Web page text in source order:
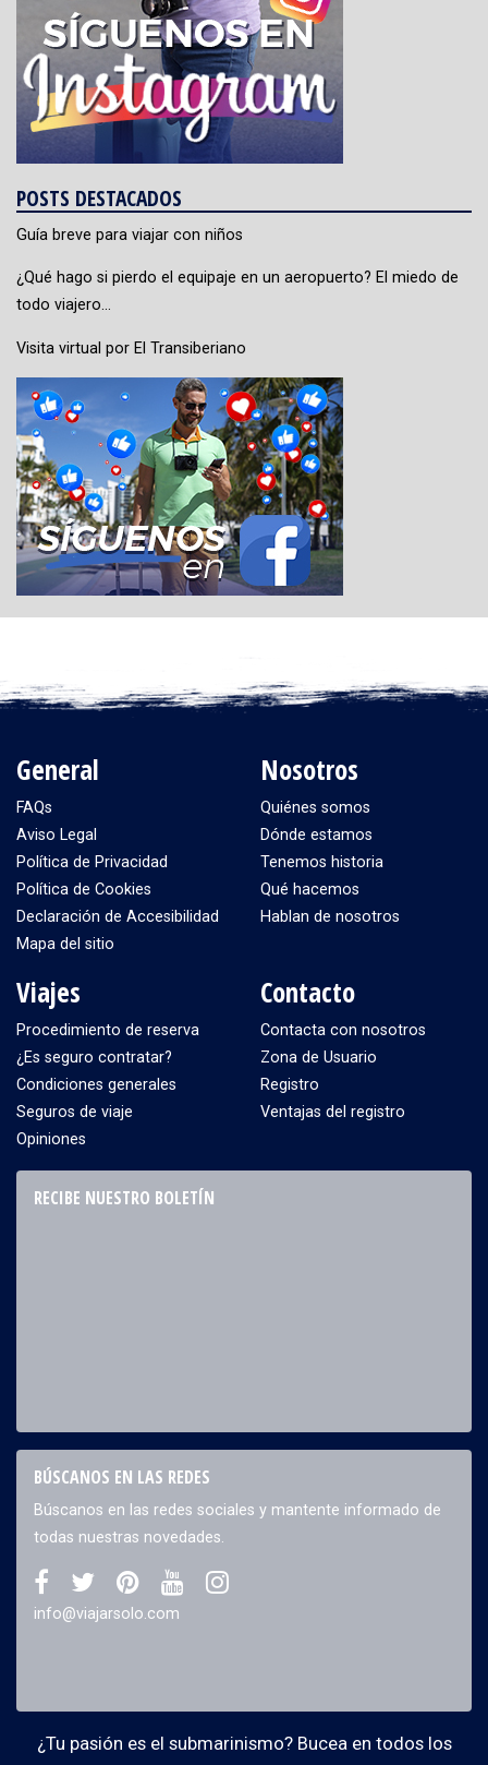
POSTS DESTACADOS
Guía breve para viajar con niños
¿Qué hago si pierdo el equipaje en un aeropuerto? El miedo de
todo viajero…
Visita virtual por El Transiberiano
General
FAQs
Aviso Legal
Política de Privacidad
Política de Cookies
Declaración de Accesibilidad
Mapa del sitio
Nosotros
Quiénes somos
Dónde estamos
Tenemos historia
Qué hacemos
Hablan de nosotros
Viajes
Procedimiento de reserva
¿Es seguro contratar?
Condiciones generales
Seguros de viaje
Opiniones
Contacto
Contacta con nosotros
Zona de Usuario
Registro
Ventajas del registro
RECIBE NUESTRO BOLETÍN
BÚSCANOS EN LAS REDES
Búscanos en las redes sociales y mantente informado de
todas nuestras novedades.
info@viajarsolo.com
¿Tu pasión es el submarinismo? Bucea en todos los